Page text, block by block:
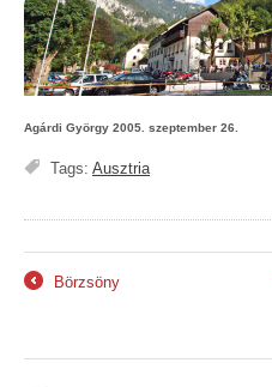
Agárdi György 2005. szeptember 26.
Tags: Ausztria
Börzsöny